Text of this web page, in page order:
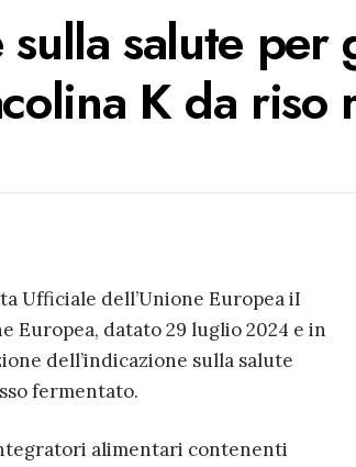
salute
K da riso
Ufficiale dell’Unione Europea iI
Europea, datato 29 luglio 2024 e in
dell’indicazione sulla salute
fermentato.
alimentari contenenti